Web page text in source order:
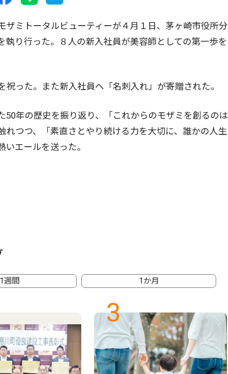
ミトータルビューティーが４月１日、茅ヶ崎市役所分
り行った。８人の新入社員が美容師としての第一歩を
った。また新入社員へ「名刺入れ」が寄贈された。
年の歴史を振り返り、「これからのモザミを創るのは
つつ、「素直さとやり続ける力を大切に、誰かの人生
エールを送った。
1週間 1か月
3